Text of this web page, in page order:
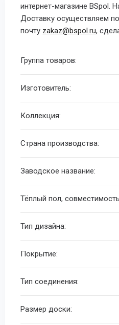
интернет-магазине BSpol.
Доставку осуществляем
почту zakaz@bspol.ru,
Группа товаров:
Изготовитель:
Коллекция:
Страна производства:
Заводское название:
Тёплый пол,
Тип дизайна:
Покрытие:
Тип соединения:
Размер доски: